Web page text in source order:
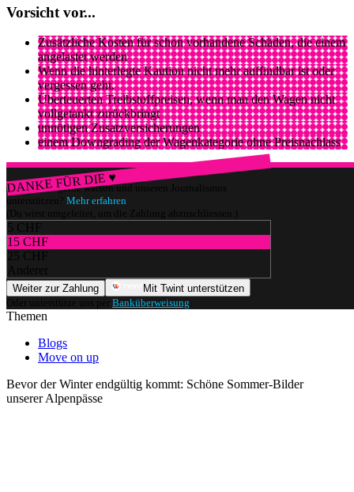
Vorsicht vor...
Zusätzliche Kosten für schon vorhandene Schäden, die einem
angelastet werden
Wenn die hinterlegte Kaution nicht mehr auffindbar ist oder
vergessen geht.
Überteuerten Treibstoffpreisen, wenn man den Wagen nicht
vollgetankt zurückbringt
unnötigen Zusatzversicherungen
einem Downgrading der Wagenkategorie ohne Preisnachlass
DANKE FÜR DIE ♥
Würdest du gerne watson und unseren Journalismus
unterstützen? Mehr erfahren
(Du wirst umgeleitet, um die Zahlung abzuschliessen.)
5 CHF
15 CHF
25 CHF
Anderer
Weiter zur Zahlung
Mit Twint unterstützen
Oder unterstütze uns per Banküberweisung
Themen
Blogs
Move on up
Bevor der Winter endgültig kommt: Schöne Sommer-Bilder
unserer Alpenpässe